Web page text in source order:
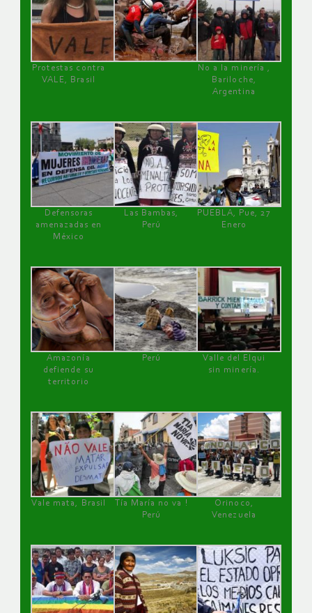
Protestas contra
VALE, Brasil
No a la minería ,
Bariloche,
Argentina
Defensoras
amenazadas en
México
Las Bambas,
Perú
PUEBLA, Pue, 27
Enero
Amazonía
defiende su
territorio
Perú
Valle del Elqui
sin minería.
Vale mata, Brasil
Tía María no va !
Perú
Orinoco,
Venezuela